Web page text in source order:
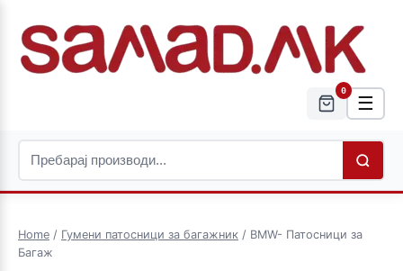
0
☰
Home / Гумени патосници за багажник / BMW- Патосници за
Багаж